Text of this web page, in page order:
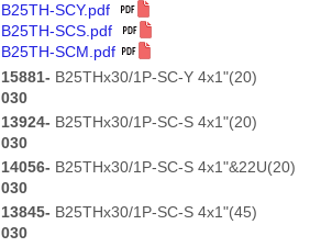
B25TH-SCY.pdf
B25TH-SCS.pdf
B25TH-SCM.pdf
15881-
030
B25THx30/1P-SC-Y 4x1"(20)
13924-
030
B25THx30/1P-SC-S 4x1"(20)
14056-
030
B25THx30/1P-SC-S 4x1"&22U(20)
13845-
030
B25THx30/1P-SC-S 4x1"(45)